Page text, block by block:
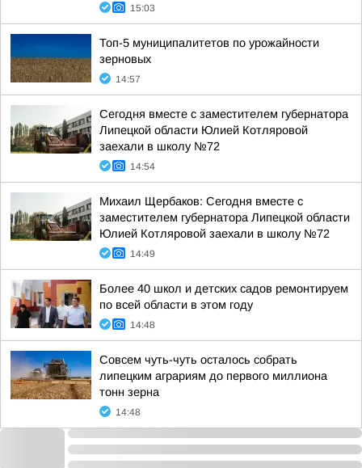
15:03
Топ-5 муниципалитетов по урожайности
зерновых
14:57
Сегодня вместе с заместителем губернатора
Липецкой области Юлией Котляровой
заехали в школу №72
14:54
Михаил Щербаков: Сегодня вместе с
заместителем губернатора Липецкой области
Юлией Котляровой заехали в школу №72
14:49
Более 40 школ и детских садов ремонтируем
по всей области в этом году
14:48
Совсем чуть-чуть осталось собрать
липецким аграриям до первого миллиона
тонн зерна
14:48